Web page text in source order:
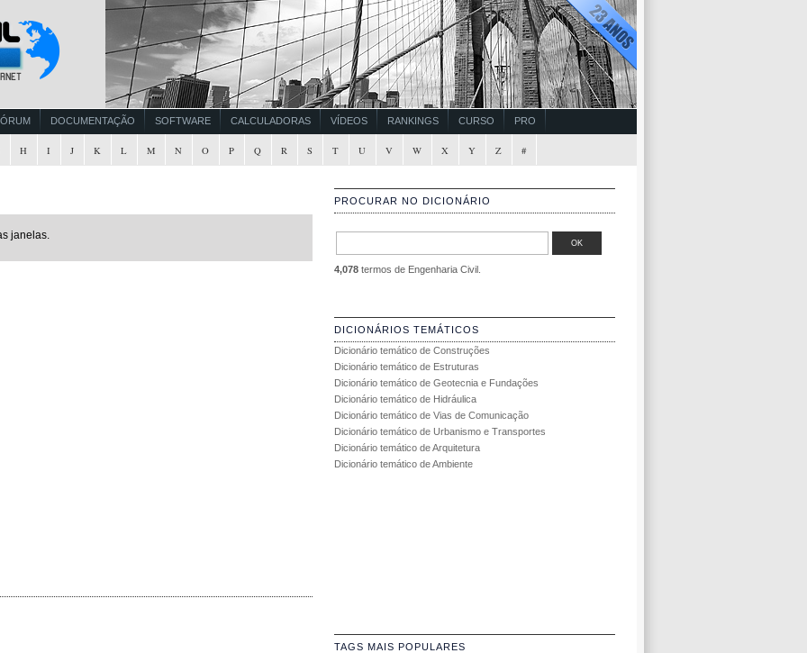
DOCUMENTAÇÃO SOFTWARE CALCULADORAS VÍDEOS RANKINGS CURSO PRO
H I J K L M N O P Q R S T U V W X Y Z #
janelas.
PROCURAR NO DICIONÁRIO
4,078termos de Engenharia Civil.
DICIONÁRIOS TEMÁTICOS
Dicionário temático de Construções
Dicionário temático de Estruturas
Dicionário temático de Geotecnia e Fundações
Dicionário temático de Hidráulica
Dicionário temático de Vias de Comunicação
Dicionário temático de Urbanismo e Transportes
Dicionário temático de Arquitetura
Dicionário temático de Ambiente
TAGS MAIS POPULARES